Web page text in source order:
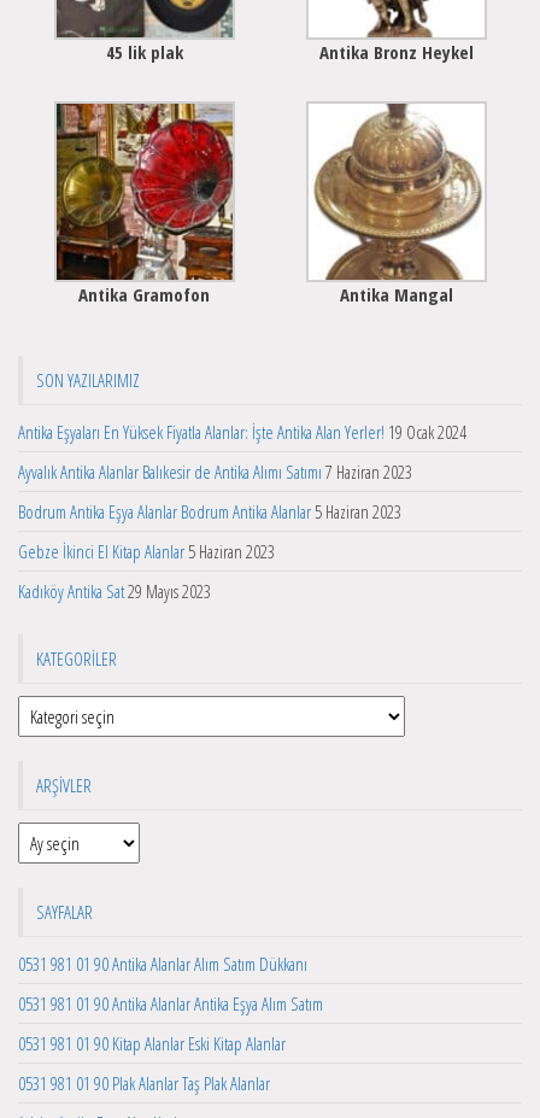
45 lik plak Antika Bronz Heykel
Antika Gramofon Antika Mangal
SON YAZILARIMIZ
Antika Eşyaları En Yüksek Fiyatla Alanlar: İşte Antika Alan Yerler! 19 Ocak 2024
Ayvalık Antika Alanlar Balıkesir de Antika Alımı Satımı 7 Haziran 2023
Bodrum Antika Eşya Alanlar Bodrum Antika Alanlar 5 Haziran 2023
Gebze İkinci El Kitap Alanlar 5 Haziran 2023
Kadıköy Antika Sat29 Mayıs 2023
KATEGORILER
Kategoriler
ARŞIVLER
Arşivler
SAYFALAR
0531 981 01 90 Antika Alanlar Alım Satım Dükkanı
0531 981 01 90 Antika Alanlar Antika Eşya Alım Satım
0531 981 01 90 Kitap Alanlar Eski Kitap Alanlar
0531 981 01 90 Plak Alanlar Taş Plak Alanlar